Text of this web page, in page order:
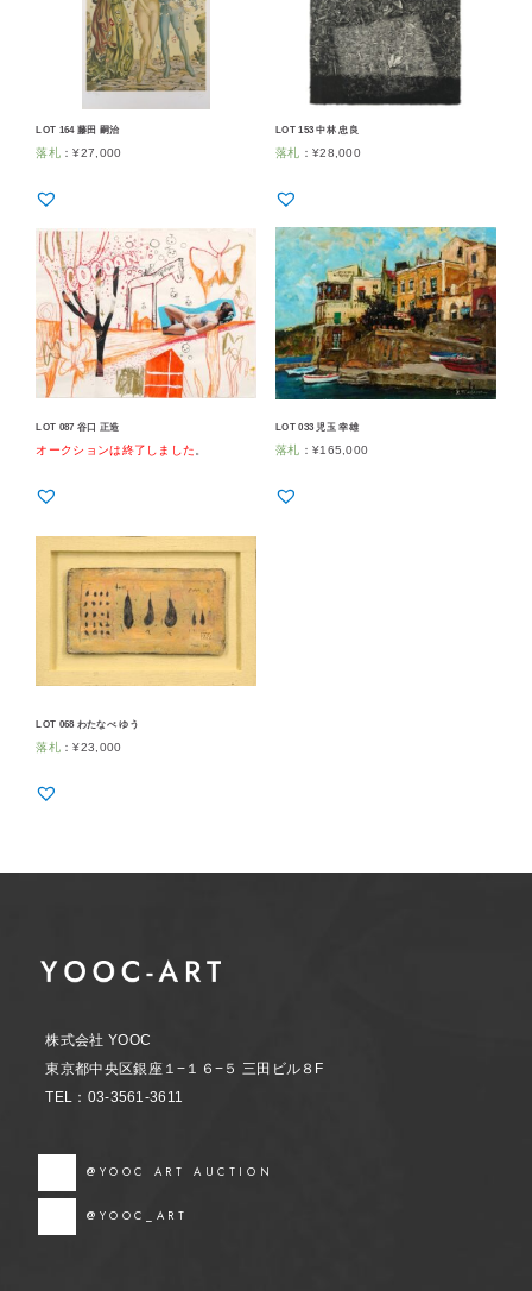
LOT 164 藤田 嗣治
落札 ：¥27,000
LOT 153 中林 忠良
落札 ： ¥28,000
LOT 087 谷口 正造
オークションは終了しました
LOT 033 児玉 幸雄
落札 ： ¥165,000
LOT 068 わたなべ ゆう
落札 ：¥23,000
株式会社 YOOC
東京都中央区銀座１−１６−５ 三田ビル８F
TEL：03-3561-3611
@YOOC ART AUCTION
@YOOC_ART